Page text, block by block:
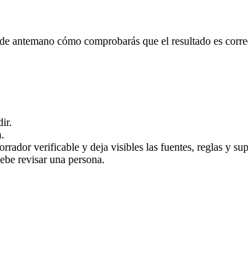
antemano cómo comprobarás que el resultado es
verificable y deja visibles las fuentes, reglas y
revisar una persona.